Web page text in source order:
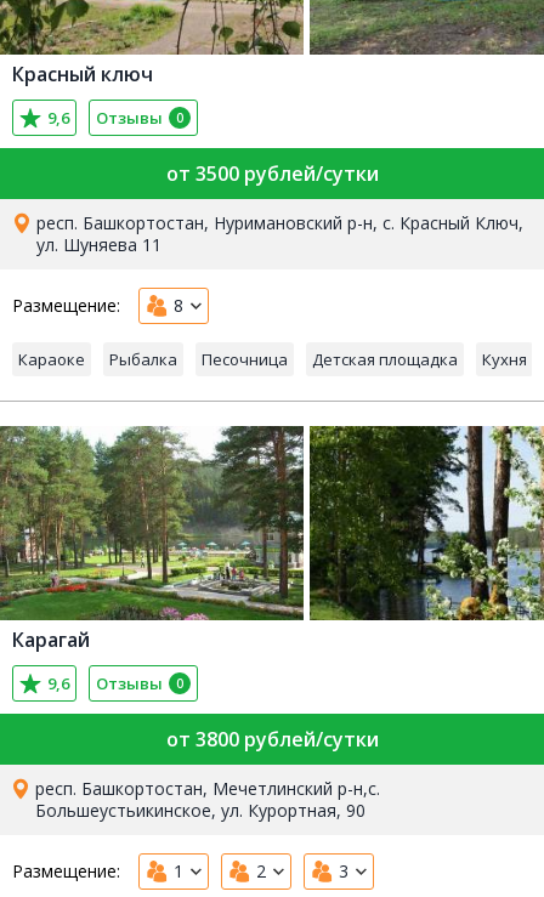
Красный ключ
9,6 Отзывы 0
от 3500 рублей/сутки
респ. Башкортостан, Нуримановский р-н, с. Красный Ключ,
ул. Шуняева 11
Размещение: 8
Караоке Рыбалка Песочница Детская площадка Кухня
Карагай
9,6 Отзывы 0
от 3800 рублей/сутки
респ. Башкортостан, Мечетлинский р-н,с.
Большеустьикинское, ул. Курортная, 90
Размещение: 1 2 3